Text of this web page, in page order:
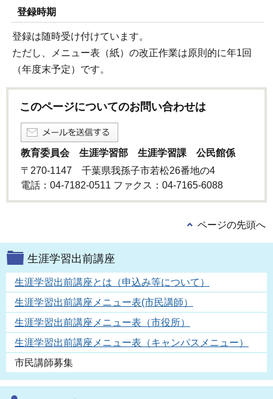
登録時期
登録は随時受け付けています。
ただし、メニュー表（紙）の改正作業は原則的に年1回
（年度末予定）です。
このページについてのお問い合わせは
教育委員会 生涯学習部 生涯学習課 公民館係
〒270-1147 千葉県我孫子市若松26番地の4
電話：04-7182-0511 ファクス：04-7165-6088
ページの先頭へ
生涯学習出前講座
生涯学習出前講座とは（申込み等について）
生涯学習出前講座メニュー表(市民講師）
生涯学習出前講座メニュー表（市役所）
生涯学習出前講座メニュー表（キャンパスメニュー）
市民講師募集